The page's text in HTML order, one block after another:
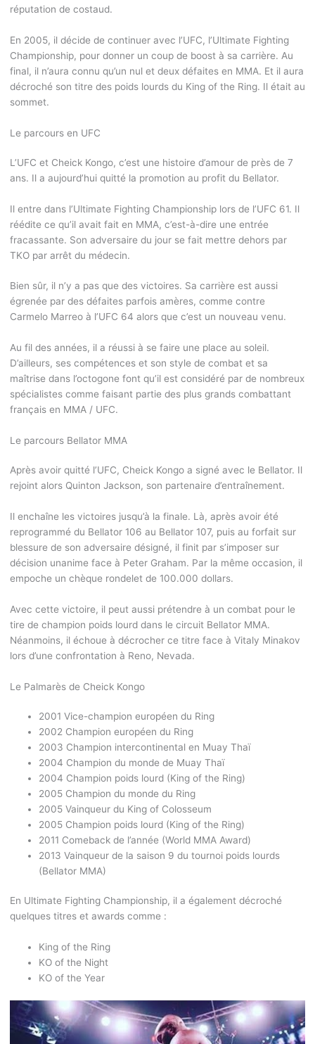
réputation de costaud.
En 2005, il décide de continuer avec l’UFC, l’Ultimate Fighting
Championship, pour donner un coup de boost à sa carrière. Au
final, il n’aura connu qu’un nul et deux défaites en MMA. Et il aura
décroché son titre des poids lourds du King of the Ring. Il était au
sommet.
Le parcours en UFC
L’UFC et Cheick Kongo, c’est une histoire d’amour de près de 7
ans. Il a aujourd’hui quitté la promotion au profit du Bellator.
Il entre dans l’Ultimate Fighting Championship lors de l’UFC 61. Il
réédite ce qu’il avait fait en MMA, c’est-à-dire une entrée
fracassante. Son adversaire du jour se fait mettre dehors par
TKO par arrêt du médecin.
Bien sûr, il n’y a pas que des victoires. Sa carrière est aussi
égrenée par des défaites parfois amères, comme contre
Carmelo Marreo à l’UFC 64 alors que c’est un nouveau venu.
Au fil des années, il a réussi à se faire une place au soleil.
D’ailleurs, ses compétences et son style de combat et sa
maîtrise dans l’octogone font qu’il est considéré par de nombreux
spécialistes comme faisant partie des plus grands combattant
français en MMA / UFC.
Le parcours Bellator MMA
Après avoir quitté l’UFC, Cheick Kongo a signé avec le Bellator. Il
rejoint alors Quinton Jackson, son partenaire d’entraînement.
Il enchaîne les victoires jusqu’à la finale. Là, après avoir été
reprogrammé du Bellator 106 au Bellator 107, puis au forfait sur
blessure de son adversaire désigné, il finit par s’imposer sur
décision unanime face à Peter Graham. Par la même occasion, il
empoche un chèque rondelet de 100.000 dollars.
Avec cette victoire, il peut aussi prétendre à un combat pour le
tire de champion poids lourd dans le circuit Bellator MMA.
Néanmoins, il échoue à décrocher ce titre face à Vitaly Minakov
lors d’une confrontation à Reno, Nevada.
Le Palmarès de Cheick Kongo
2001 Vice-champion européen du Ring
2002 Champion européen du Ring
2003 Champion intercontinental en Muay Thaï
2004 Champion du monde de Muay Thaï
2004 Champion poids lourd (King of the Ring)
2005 Champion du monde du Ring
2005 Vainqueur du King of Colosseum
2005 Champion poids lourd (King of the Ring)
2011 Comeback de l’année (World MMA Award)
2013 Vainqueur de la saison 9 du tournoi poids lourds
(Bellator MMA)
En Ultimate Fighting Championship, il a également décroché
quelques titres et awards comme :
King of the Ring
KO of the Night
KO of the Year